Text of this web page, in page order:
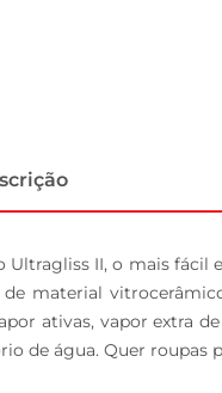
Ultragliss II, o mais fácil
material
ativas, vapor extra
de água. Quer roupas